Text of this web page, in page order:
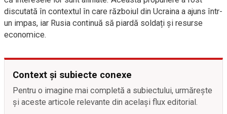
discutată în contextul în care războiul din Ucraina a ajuns într-
un impas, iar Rusia continuă să piardă soldați și resurse
economice.
Context și subiecte conexe
Pentru o imagine mai completă a subiectului, urmărește
și aceste articole relevante din același flux editorial.